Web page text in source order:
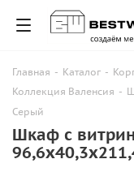
Главная - Каталог -
Коллекция Валенсия -
Серый
Шкаф с